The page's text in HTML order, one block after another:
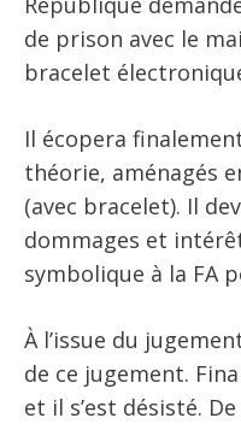
de prison avec le
bracelet
Il écopera
théorie, aménagés
(avec bracelet). Il
dommages et
symbolique à la FA
À l’issue du
de ce jugement.
et il s’est désisté.